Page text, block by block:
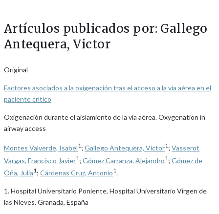
Artículos publicados por: Gallego
Antequera, Victor
Original
Factores asociados a la oxigenación tras el acceso a la vía aérea en el
paciente crítico
Oxigenación durante el aislamiento de la vía aérea. Oxygenation in
airway access
Montes Valverde, Isabel1 ; Gallego Antequera, Victor1 ; Vasserot
Vargas, Francisco Javier1 ; Gómez Carranza, Alejandro1 ; Gómez de
Oña, Julia1 ; Cárdenas Cruz, Antonio1.
1. Hospital Universitario Poniente, Hospital Universitario Virgen de
las Nieves. Granada, España